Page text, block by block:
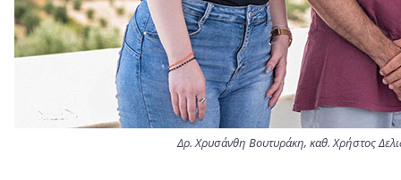
Δρ. Χρυσάνθη Βουτυράκη, καθ. Χρήστος